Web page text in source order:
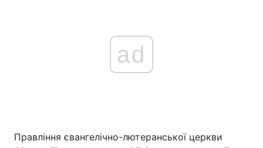
ad
Правління євангелічно-лютеранської церкви